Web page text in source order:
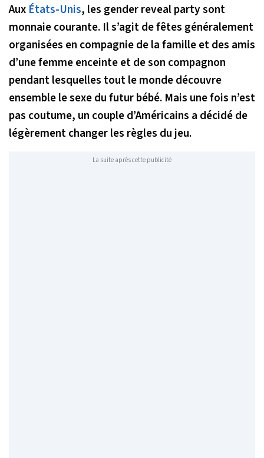
Aux États-Unis, les gender reveal party sont
monnaie courante. Il s’agit de fêtes généralement
organisées en compagnie de la famille et des amis
d’une femme enceinte et de son compagnon
pendant lesquelles tout le monde découvre
ensemble le sexe du futur bébé. Mais une fois n’est
pas coutume, un couple d’Américains a décidé de
légèrement changer les règles du jeu.
La suite après cette publicité